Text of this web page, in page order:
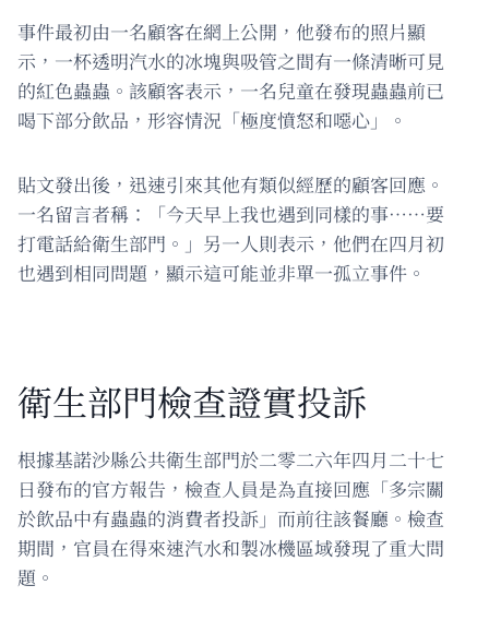
事件最初由一名顧客在網上公開，他發布的照片顯
示，一杯透明汽水的冰塊與吸管之間有一條清晰可見
的紅色蟲蟲。該顧客表示，一名兒童在發現蟲蟲前已
喝下部分飲品，形容情況「極度憤怒和噁心」。
貼文發出後，迅速引來其他有類似經歷的顧客回應。
一名留言者稱：「今天早上我也遇到同樣的事……要
打電話給衛生部門。」另一人則表示，他們在四月初
也遇到相同問題，顯示這可能並非單一孤立事件。
衛生部門檢查證實投訴
根據基諾沙縣公共衛生部門於二零二六年四月二十七
日發布的官方報告，檢查人員是為直接回應「多宗關
於飲品中有蟲蟲的消費者投訴」而前往該餐廳。檢查
期間，官員在得來速汽水和製冰機區域發現了重大問
題。